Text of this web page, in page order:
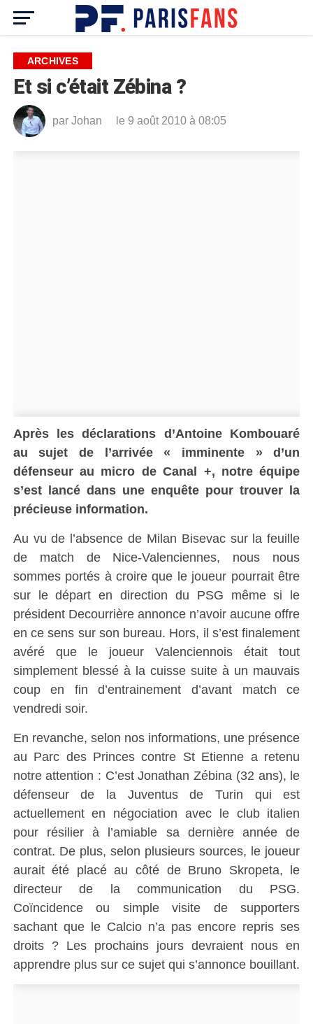
ARCHIVES
Et si c’était Zébina ?
par Johan le 9 août 2010 à 08:05
Après les déclarations d’Antoine Kombouaré
au sujet de l’arrivée « imminente » d’un
défenseur au micro de Canal +, notre équipe
s’est lancé dans une enquête pour trouver la
précieuse information.
Au vu de l’absence de Milan Bisevac sur la feuille
de match de Nice-Valenciennes, nous nous
sommes portés à croire que le joueur pourrait être
sur le départ en direction du PSG même si le
président Decourrière annonce n’avoir aucune offre
en ce sens sur son bureau. Hors, il s’est finalement
avéré que le joueur Valenciennois était tout
simplement blessé à la cuisse suite à un mauvais
coup en fin d’entrainement d’avant match ce
vendredi soir.
En revanche, selon nos informations, une présence
au Parc des Princes contre St Etienne a retenu
notre attention : C’est Jonathan Zébina (32 ans), le
défenseur de la Juventus de Turin qui est
actuellement en négociation avec le club italien
pour résilier à l’amiable sa dernière année de
contrat. De plus, selon plusieurs sources, le joueur
aurait été placé au côté de Bruno Skropeta, le
directeur de la communication du PSG.
Coïncidence ou simple visite de supporters
sachant que le Calcio n’a pas encore repris ses
droits ? Les prochains jours devraient nous en
apprendre plus sur ce sujet qui s’annonce bouillant.